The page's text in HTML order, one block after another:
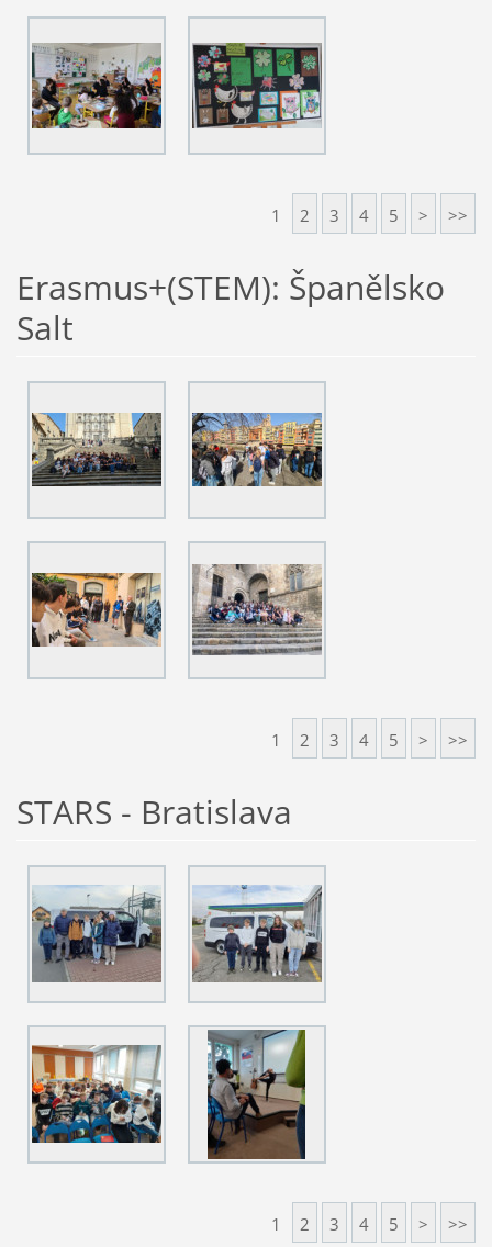
1 2 3 4 5 > >>
Erasmus+(STEM): Španělsko
Salt
1 2 3 4 5 > >>
STARS - Bratislava
1 2 3 4 5 > >>